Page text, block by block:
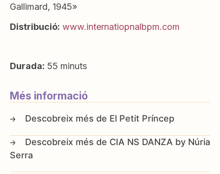
Gallimard, 1945»
Distribució: www.internatiopnalbpm.com
Durada: 55 minuts
Més informació
El Petit Príncep
CIA NS DANZA by Núria
Serra